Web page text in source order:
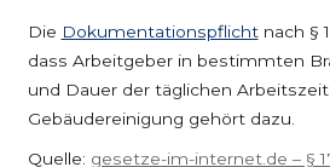
Die Dokumentationspflichtnach §
dass Arbeitgeber in bestimmten
und Dauer der täglichen
Gebäudereinigung gehört dazu.
Quelle: gesetze-im-internet.de – §